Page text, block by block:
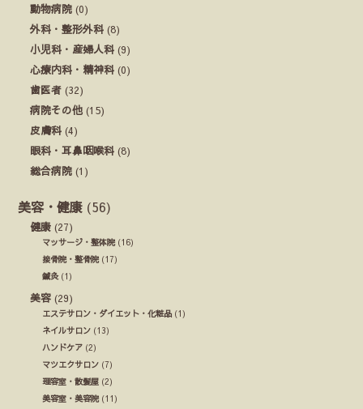
動物病院 (0)
外科・整形外科 (8)
小児科・産婦人科 (9)
心療内科・精神科 (0)
歯医者 (32)
病院その他 (15)
皮膚科 (4)
眼科・耳鼻咽喉科 (8)
総合病院 (1)
美容・健康 (56)
健康 (27)
マッサージ・整体院(16)
接骨院・整骨院(17)
鍼灸(1)
美容 (29)
エステサロン・ダイエット・化粧品 (1)
ネイルサロン (13)
ハンドケア (2)
マツエクサロン (7)
理容室・散髪屋 (2)
美容室・美容院(11)